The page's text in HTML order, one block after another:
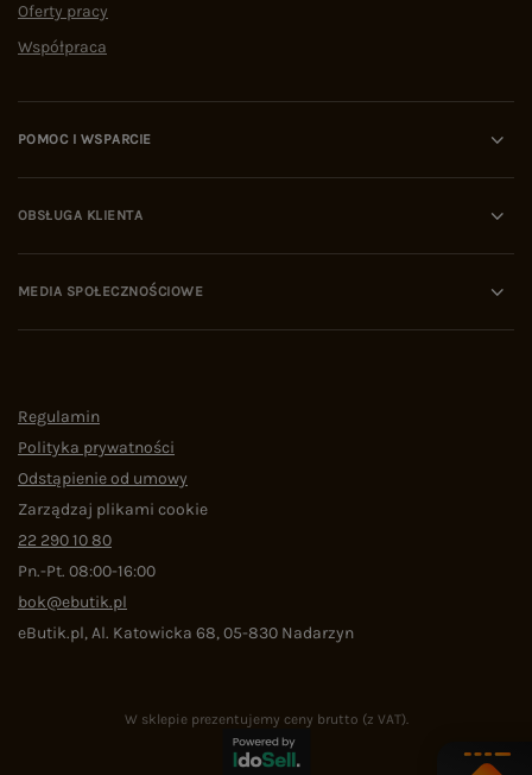
Oferty pracy
Współpraca
POMOC I WSPARCIE
OBSŁUGA KLIENTA
MEDIA SPOŁECZNOŚCIOWE
Regulamin
Polityka prywatności
Odstąpienie od umowy
Zarządzaj plikami cookie
22 290 10 80
Pn.-Pt. 08:00-16:00
bok@ebutik.pl
eButik.pl,Al. Katowicka 68,05-830 Nadarzyn
W sklepie prezentujemy ceny brutto (z VAT).